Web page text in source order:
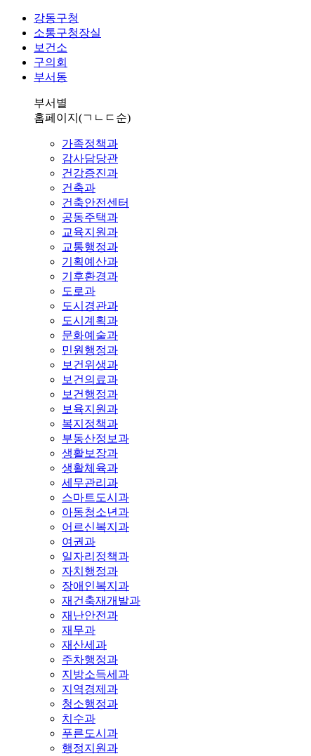
강동구청
소통구청장실
보건소
구의회
부서동
부서별
홈페이지 (ㄱㄴㄷ순)
가족정책과
감사담당관
건강증진과
건축과
건축안전센터
공동주택과
교육지원과
교통행정과
기획예산과
기후환경과
도로과
도시경관과
도시계획과
문화예술과
민원행정과
보건위생과
보건의료과
보건행정과
보육지원과
복지정책과
부동산정보과
생활보장과
생활체육과
세무관리과
스마트도시과
아동청소년과
어르신복지과
여권과
일자리정책과
자치행정과
장애인복지과
재건축재개발과
재난안전과
재무과
재산세과
주차행정과
지방소득세과
지역경제과
청소행정과
치수과
푸른도시과
행정지원과